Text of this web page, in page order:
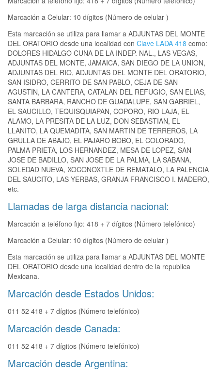
Marcación a Celular: 10 dígitos (Número de celular )
Esta marcación se utiliza para llamar a ADJUNTAS DEL MONTE
DEL ORATORIO desde una localidad con Clave LADA 418 como:
DOLORES HIDALGO CUNA DE LA INDEP. NAL., LAS VEGAS,
ADJUNTAS DEL MONTE, JAMAICA, SAN DIEGO DE LA UNION,
ADJUNTAS DEL RIO, ADJUNTAS DEL MONTE DEL ORATORIO,
SAN ISIDRO, CERRITO DE SAN PABLO, CEJA DE SAN
AGUSTIN, LA CANTERA, CATALAN DEL REFUGIO, SAN ELIAS,
SANTA BARBARA, RANCHO DE GUADALUPE, SAN GABRIEL,
EL SAUCILLO, TEQUISQUIAPAN, COPORO, RIO LAJA, EL
ALAMO, LA PRESITA DE LA LUZ, DON SEBASTIAN, EL
LLANITO, LA QUEMADITA, SAN MARTIN DE TERREROS, LA
GRULLA DE ABAJO, EL PAJARO BOBO, EL COLORADO,
PALMA PRIETA, LOS HERNANDEZ, MESA DE LOPEZ, SAN
JOSE DE BADILLO, SAN JOSE DE LA PALMA, LA SABANA,
SOLEDAD NUEVA, XOCONOXTLE DE REMATALO, LA PALENCIA
DEL SAUCITO, LAS YERBAS, GRANJA FRANCISCO I. MADERO,
etc.
Llamadas de larga distancia nacional:
Marcación a teléfono fijo: 418 + 7 dígitos (Número telefónico)
Marcación a Celular: 10 dígitos (Número de celular )
Esta marcación se utiliza para llamar a ADJUNTAS DEL MONTE
DEL ORATORIO desde una localidad dentro de la republica
Mexicana.
Marcación desde Estados Unidos:
011 52 418 + 7 dígitos (Número telefónico)
Marcación desde Canada:
011 52 418 + 7 dígitos (Número telefónico)
Marcación desde Argentina: